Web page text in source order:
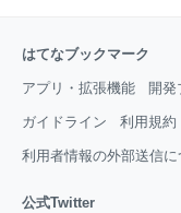
はてなブックマーク
アプリ・拡張機能 開発
ガイドライン 利用規約
利用者情報の外部送信に
公式Twitter